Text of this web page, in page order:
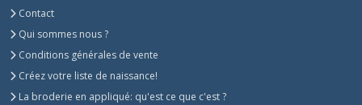
Contact
Qui sommes nous ?
Conditions générales de vente
Créez votre liste de naissance!
La broderie en appliqué: qu'est ce que c'est ?